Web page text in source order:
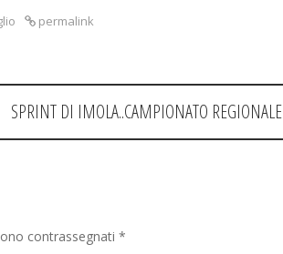
permalink
SPRINT DI IMOLA..CAMPIONATO REGIONALE
contrassegnati *